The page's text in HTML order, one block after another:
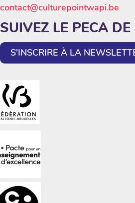
contact@culturepointwapi.be
SUIVEZ LE PECA
S'INSCRIRE À LA